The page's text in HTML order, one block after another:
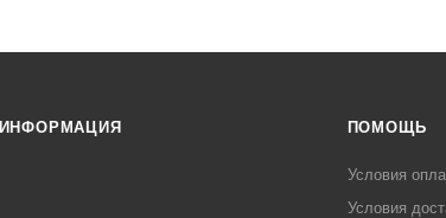
ИНФОРМАЦИЯ ПОМОЩЬ
Условия
Условия